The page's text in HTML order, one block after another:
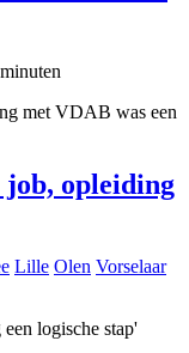
job, opleiding
Lille Olen Vorselaar